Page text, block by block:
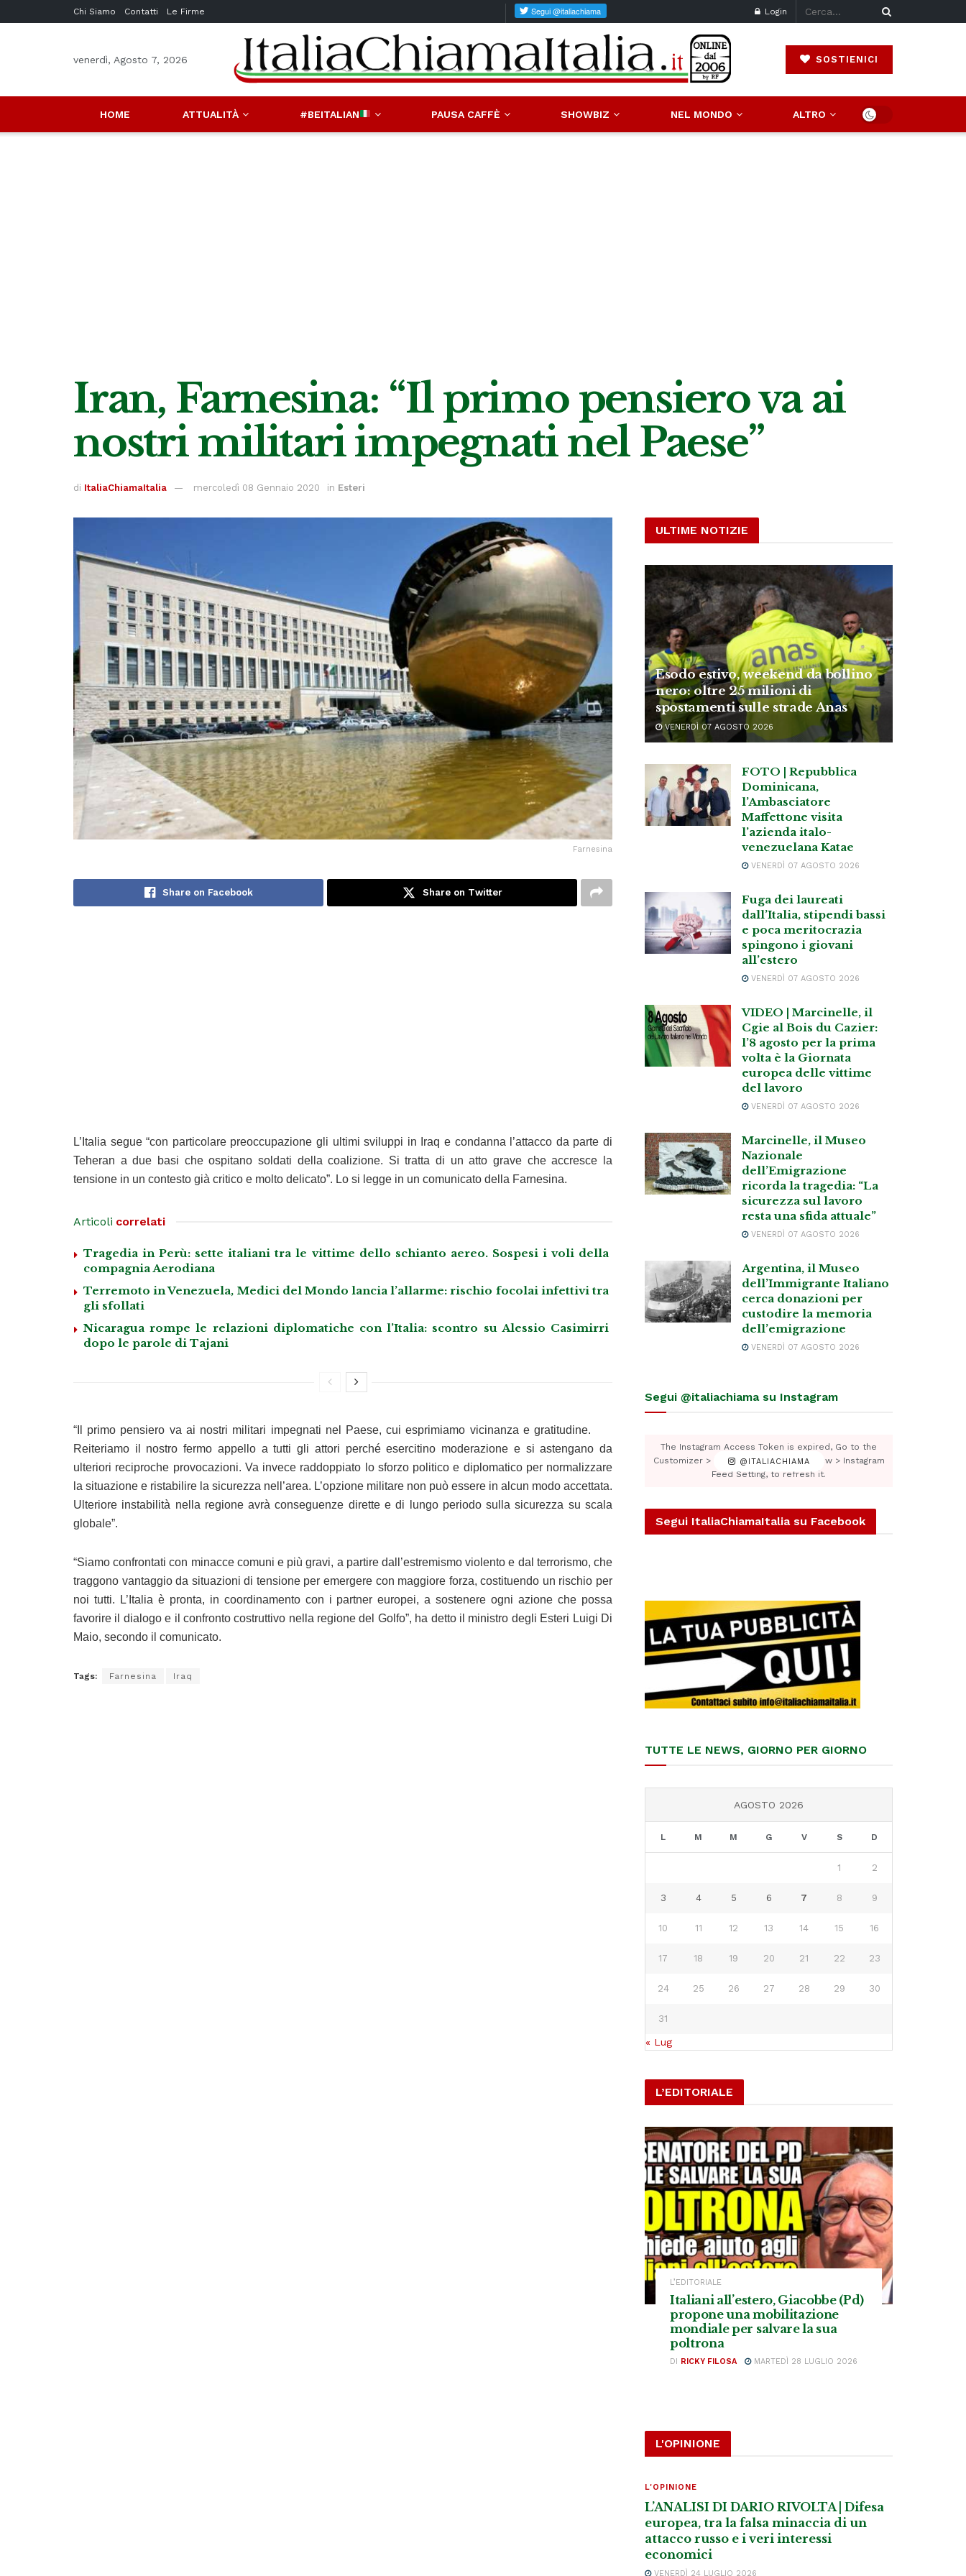
Chi Siamo Contatti Le Firme Login
venerdì, Agosto 7, 2026 SOSTIENICI
HOME ATTUALITÀ #BEITALIAN PAUSA CAFFÈ SHOWBIZ NEL MONDO ALTRO
Iran, Farnesina: “Il primo pensiero va ai
nostri militari impegnati nel Paese”
di ItaliaChiamaItalia mercoledì 08 Gennaio 2020 in Esteri
Farnesina
Share on Facebook Share on Twitter
L’Italia segue “con particolare preoccupazione gli ultimi sviluppi in Iraq e condanna l’attacco da parte di
Teheran a due basi che ospitano soldati della coalizione. Si tratta di un atto grave che accresce la
tensione in un contesto già critico e molto delicato”. Lo si legge in un comunicato della Farnesina.
Articoli correlati
Tragedia in Perù: sette italiani tra le vittime dello schianto aereo. Sospesi i voli della
compagnia Aerodiana
Terremoto in Venezuela, Medici del Mondo lancia l’allarme: rischio focolai infettivi tra
gli sfollati
Nicaragua rompe le relazioni diplomatiche con l’Italia: scontro su Alessio Casimirri
dopo le parole di Tajani
“Il primo pensiero va ai nostri militari impegnati nel Paese, cui esprimiamo vicinanza e gratitudine.
Reiteriamo il nostro fermo appello a tutti gli attori perché esercitino moderazione e si astengano da
ulteriori reciproche provocazioni. Va invece raddoppiato lo sforzo politico e diplomatico per normalizzare
la situazione e ristabilire la sicurezza nell’area. L’opzione militare non può essere in alcun modo accettata.
Ulteriore instabilità nella regione avrà conseguenze dirette e di lungo periodo sulla sicurezza su scala
globale”.
“Siamo confrontati con minacce comuni e più gravi, a partire dall’estremismo violento e dal terrorismo, che
traggono vantaggio da situazioni di tensione per emergere con maggiore forza, costituendo un rischio per
noi tutti. L’Italia è pronta, in coordinamento con i partner europei, a sostenere ogni azione che possa
favorire il dialogo e il confronto costruttivo nella regione del Golfo”, ha detto il ministro degli Esteri Luigi Di
Maio, secondo il comunicato.
Tags: Farnesina Iraq
ULTIME NOTIZIE
Esodo estivo, weekend da bollino
nero: oltre 25 milioni di
spostamenti sulle strade Anas
VENERDÌ 07 AGOSTO 2026
FOTO | Repubblica
Dominicana,
l’Ambasciatore
Maffettone visita
l’azienda italo-
venezuelana Katae
VENERDÌ 07 AGOSTO 2026
Fuga dei laureati
dall’Italia, stipendi bassi
e poca meritocrazia
spingono i giovani
all’estero
VENERDÌ 07 AGOSTO 2026
VIDEO | Marcinelle, il
Cgie al Bois du Cazier:
l’8 agosto per la prima
volta è la Giornata
europea delle vittime
del lavoro
VENERDÌ 07 AGOSTO 2026
Marcinelle, il Museo
Nazionale
dell’Emigrazione
ricorda la tragedia: “La
sicurezza sul lavoro
resta una sfida attuale”
VENERDÌ 07 AGOSTO 2026
Argentina, il Museo
dell’Immigrante Italiano
cerca donazioni per
custodire la memoria
dell’emigrazione
VENERDÌ 07 AGOSTO 2026
Segui @italiachiama su Instagram
@ITALIACHIAMA
The Instagram Access Token is expired, Go to the
Customizer > JNews : Social, Like & View > Instagram
Feed Setting, to refresh it.
Segui ItaliaChiamaItalia su Facebook
TUTTE LE NEWS, GIORNO PER GIORNO
AGOSTO 2026
L M M G V S D
1 2
3 4 5 6 7 8 9
10 11 12 13 14 15 16
17 18 19 20 21 22 23
24 25 26 27 28 29 30
31
« Lug
L’EDITORIALE
L’EDITORIALE
Italiani all’estero, Giacobbe (Pd)
propone una mobilitazione
mondiale per salvare la sua
poltrona
DI RICKY FILOSA MARTEDÌ 28 LUGLIO 2026
L'OPINIONE
L'OPINIONE
L’ANALISI DI DARIO RIVOLTA | Difesa
europea, tra la falsa minaccia di un
attacco russo e i veri interessi
economici
VENERDÌ 24 LUGLIO 2026